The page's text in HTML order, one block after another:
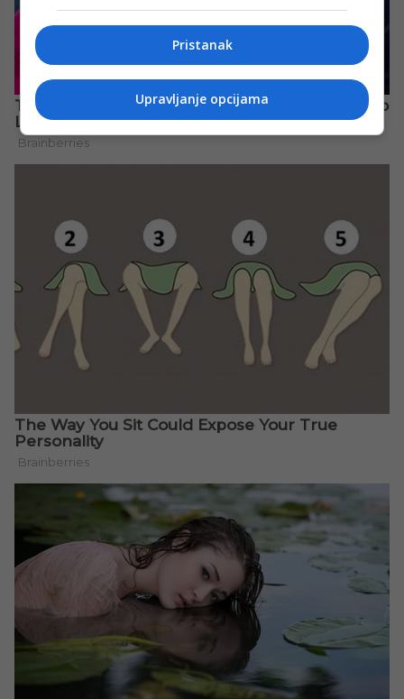
Pristanak
Upravljanje opcijama